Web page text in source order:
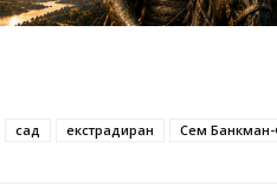
сад екстрадиран Сем